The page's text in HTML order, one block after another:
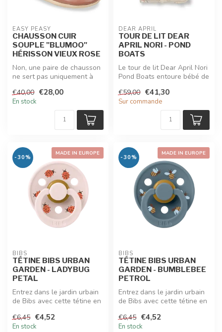
EASY PEASY
CHAUSSON CUIR
SOUPLE "BLUMOO"
HÉRISSON VIEUX ROSE
Non, une paire de chausson
ne sert pas uniquement à
€40,00 €28,00
En stock
DEAR APRIL
TOUR DE LIT DEAR
APRIL NORI - POND
BOATS
Le tour de lit Dear April Nori
Pond Boats entoure bébé de
€59,00 €41,30
Sur commande
MADE IN EUROPE
-30%
BIBS
TÉTINE BIBS URBAN
GARDEN - LADYBUG
PETAL
Entrez dans le jardin urbain
de Bibs avec cette tétine en
€6,45 €4,52
En stock
MADE IN EUROPE
-30%
BIBS
TÉTINE BIBS URBAN
GARDEN - BUMBLEBEE
PETROL
Entrez dans le jardin urbain
de Bibs avec cette tétine en
€6,45 €4,52
En stock